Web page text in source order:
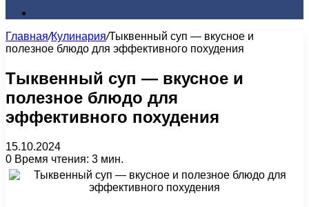
Главная/Кулинария/Тыквенный суп — вкусное и
полезное блюдо для эффективного похудения
Тыквенный суп — вкусное и
полезное блюдо для
эффективного похудения
15.10.2024
0 Время чтения: 3 мин.